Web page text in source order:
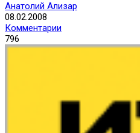
Анатолий Ализар
08.02.2008
Комментарии
796